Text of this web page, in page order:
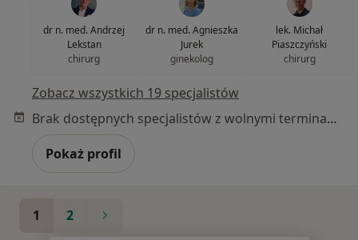
dr n. med. Andrzej
Lekstan
chirurg
dr n. med. Agnieszka
Jurek
ginekolog
lek. Michał
Piaszczyński
chirurg
Zobacz wszystkich 19 specjalistów
Brak dostępnych specjalistów z wolnymi terminami w tym centrum medycznym.
Pokaż profil
1 2